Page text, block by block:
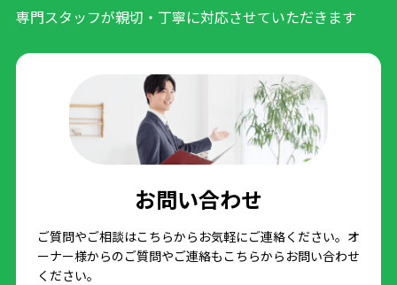
専門スタッフが親切・丁寧に対応させていただきます
お問い合わせ
ご質問やご相談はこちらからお気軽にご連絡ください。オ
ーナー様からのご質問やご連絡もこちらからお問い合わせ
ください。